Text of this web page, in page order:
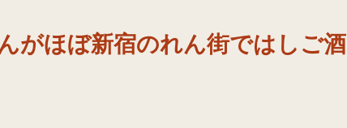
ほぼ新宿のれん街ではしご酒